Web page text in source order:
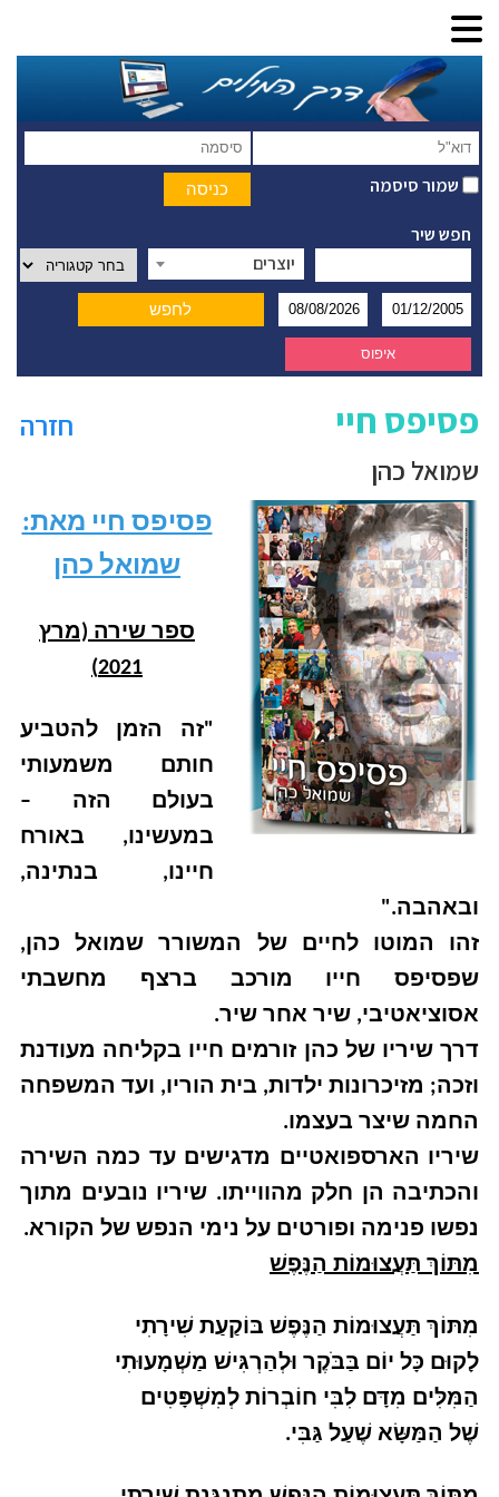
שמור סיסמה
חפש שיר
יוצרים
חזרה פסיפס חיי
שמואל כהן
פסיפס חיי מאת:
שמואל כהן
ספר שירה (מרץ
2021)
"זה הזמן להטביע
חותם משמעותי
בעולם הזה –
במעשינו, באורח
חיינו, בנתינה,
ובאהבה."
זהו המוטו לחיים של המשורר שמואל כהן,
שפסיפס חייו מורכב ברצף מחשבתי
אסוציאטיבי, שיר אחר שיר.
דרך שיריו של כהן זורמים חייו בקליחה מעודנת
וזכה; מזיכרונות ילדות, בית הוריו, ועד המשפחה
החמה שיצר בעצמו.
שיריו הארספואטיים מדגישים עד כמה השירה
והכתיבה הן חלק מהווייתו. שיריו נובעים מתוך
נפשו פנימה ופורטים על נימי הנפש של הקורא.
מִתּוֹךְ תַּעֲצוּמוֹת הַנֶּפֶשׁ
מִתּוֹךְ תַּעֲצוּמוֹת הַנֶּפֶשׁ בּוֹקַעַת שִׁירָתִי
לָקוּם כָּל יוֹם בַּבֹּקֶר וּלְהַרְגִּישׁ מַשְׁמָעוּתִי
הַמִּלִּים מִדָּם לִבִּי חוֹבְרוֹת לְמִשְׁפָּטִים
שֶׁל הַמַּשָּׂא שֶׁעַל גַּבִּי.